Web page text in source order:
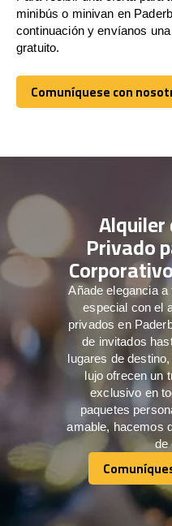
minibús o minivan en
continuación y envíanos
gratuito.
Comuníquese con
Comuníquese con
Privado
Añade elegancia
especial con el
privados en
de invitados
lugares de
lujo ofrecen un
exclusivo en
paquetes
amable, hacemos
de